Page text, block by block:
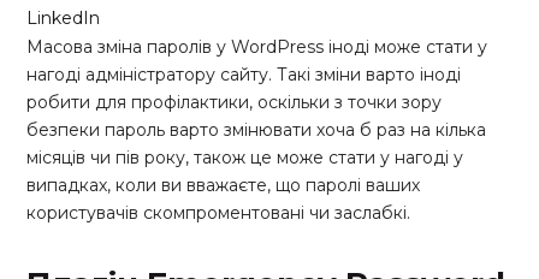
LinkedIn
Масова зміна паролів у WordPress іноді може стати у
нагоді адміністратору сайту. Такі зміни варто іноді
робити для профілактики, оскільки з точки зору
безпеки пароль варто змінювати хоча б раз на кілька
місяців чи пів року, також це може стати у нагоді у
випадках, коли ви вважаєте, що паролі ваших
користувачів скомпроментовані чи заслабкі.